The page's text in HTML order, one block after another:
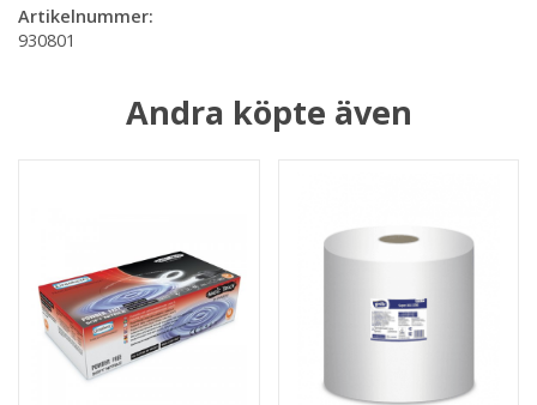
Artikelnummer:
930801
Andra köpte även